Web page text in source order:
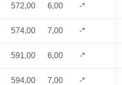
572,00 6,00 -*
574,00 7,00 -*
591,00 6,00 -*
594,00 7,00 -*